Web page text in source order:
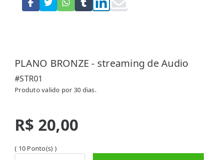
PLANO BRONZE - streaming de Audio
#STR01
Produto valido por 30 dias.
R$ 20,00
( 10 Ponto(s) )